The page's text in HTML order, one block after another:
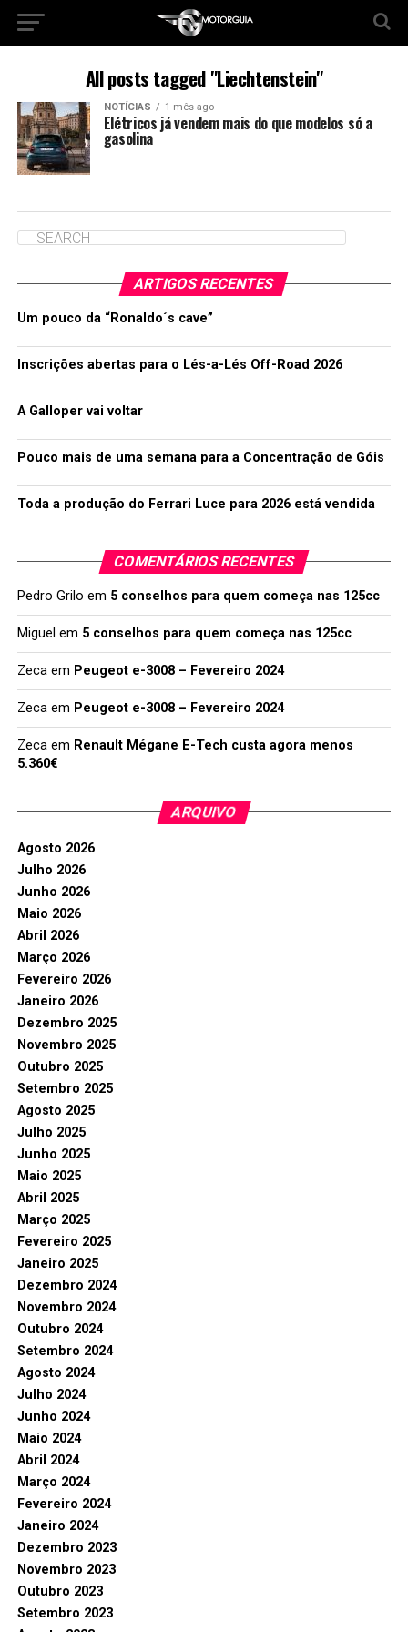
All posts tagged "Liechtenstein"
NOTÍCIAS 1 mês ago
Elétricos já vendem mais do que modelos só a
gasolina
ARTIGOS RECENTES
Um pouco da “Ronaldo´s cave”
Inscrições abertas para o Lés-a-Lés Off-Road 2026
A Galloper vai voltar
Pouco mais de uma semana para a Concentração de Góis
Toda a produção do Ferrari Luce para 2026 está vendida
COMENTÁRIOS RECENTES
Pedro Grilo em 5 conselhos para quem começa nas 125cc
Miguel em 5 conselhos para quem começa nas 125cc
Zecaem Peugeot e-3008 – Fevereiro 2024
Zecaem Peugeot e-3008 – Fevereiro 2024
Zecaem Renault Mégane E-Tech custa agora menos
5.360€
ARQUIVO
Agosto 2026
Julho 2026
Junho 2026
Maio 2026
Abril 2026
Março 2026
Fevereiro 2026
Janeiro 2026
Dezembro 2025
Novembro 2025
Outubro 2025
Setembro 2025
Agosto 2025
Julho 2025
Junho 2025
Maio 2025
Abril 2025
Março 2025
Fevereiro 2025
Janeiro 2025
Dezembro 2024
Novembro 2024
Outubro 2024
Setembro 2024
Agosto 2024
Julho 2024
Junho 2024
Maio 2024
Abril 2024
Março 2024
Fevereiro 2024
Janeiro 2024
Dezembro 2023
Novembro 2023
Outubro 2023
Setembro 2023